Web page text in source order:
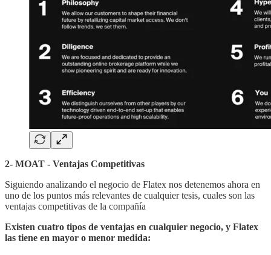
2- MOAT - Ventajas Competitivas
Siguiendo analizando el negocio de Flatex nos detenemos ahora en
uno de los puntos más relevantes de cualquier tesis, cuales son las
ventajas competitivas de la compañía
Existen cuatro tipos de ventajas en cualquier negocio, y Flatex
las tiene en mayor o menor medida: